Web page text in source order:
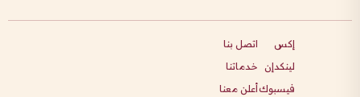
إكس
لينكدإن
فيسبوك
اتصل بنا
خدماتنا
أعلن معنا